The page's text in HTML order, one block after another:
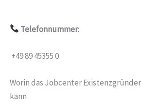
Telefonnummer:
+49 89 45355 0
Worin das Jobcenter
kann